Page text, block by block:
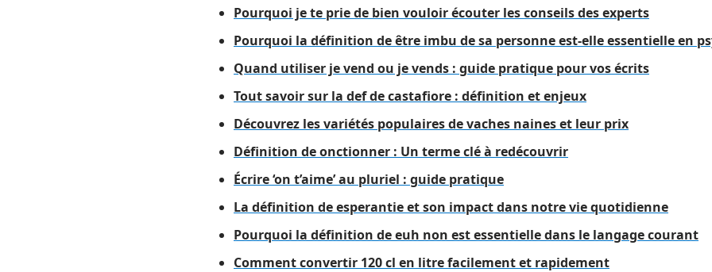
Pourquoi je te prie de bien vouloir écouter les conseils des experts
Pourquoi la définition de être imbu de sa personne est-elle essentielle en
Quand utiliser je vend ou je vends : guide pratique pour vos écrits
Tout savoir sur la def de castafiore : définition et enjeux
Découvrez les variétés populaires de vaches naines et leur prix
Définition de onctionner : Un terme clé à redécouvrir
Écrire ‘on t’aime’ au pluriel : guide pratique
La définition de esperantie et son impact dans notre vie quotidienne
Pourquoi la définition de euh non est essentielle dans le langage courant
Comment convertir 120 cl en litre facilement et rapidement